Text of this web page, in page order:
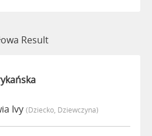
Result
Ivy (dziecko, Dziewczyna)